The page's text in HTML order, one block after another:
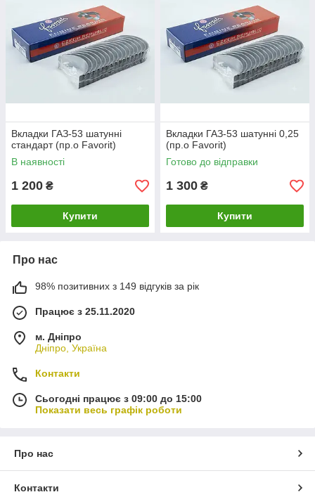
Вкладки ГАЗ-53 шатунні
стандарт (пр.о Favorit)
В наявності
1 200 ₴
Купити
Вкладки ГАЗ-53 шатунні 0,25
(пр.о Favorit)
Готово до відправки
1 300 ₴
Купити
Про нас
98% позитивних з 149 відгуків за рік
Працює з 25.11.2020
м. Дніпро
Дніпро, Україна
Контакти
Сьогодні працює з 09:00 до 15:00
Показати весь графік роботи
Про нас
Контакти